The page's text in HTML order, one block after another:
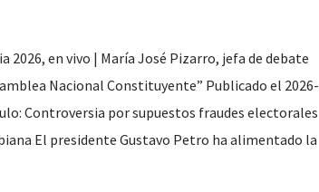
2026, en vivo | María José Pizarro, jefa de debate
Nacional Constituyente” Publicado el 2026-
Controversia por supuestos fraudes electorales
El presidente Gustavo Petro ha alimentado la